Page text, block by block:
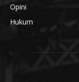
Opini
Hukum